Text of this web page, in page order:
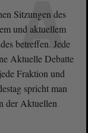
A
Sitzungen des
und aktuellem
betreffen. Jede
Aktuelle Debatte
Fraktion und
spricht man
der Aktuellen